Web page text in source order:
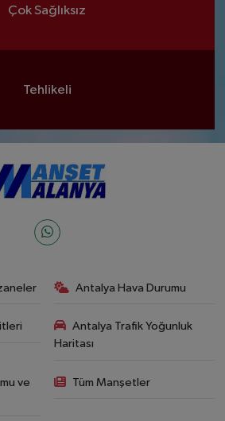
Çok Sağlıksız
Tehlikeli
Antalya Hava Durumu
Antalya Trafik Yoğunluk
Haritası
ve
Tüm Manşetler